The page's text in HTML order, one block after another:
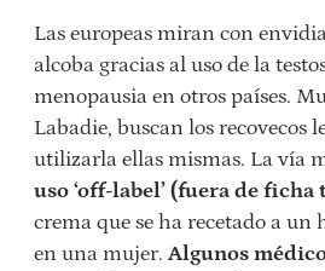
Las europeas miran con
alcoba gracias al uso de la
menopausia en otros países.
Labadie, buscan los recovecos
utilizarla ellas mismas. La vía
uso ‘off-label’ (fuera de ficha
crema que se ha recetado a
en una mujer. Algunos